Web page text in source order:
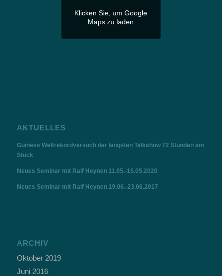
Klicken Sie, um Google
Maps zu laden
AKTUELLES
Guiness Weltrekordversuch der längsten Talkshow 72 Stunden am
Stück
Neues Seminar mit Ralf Heynen 11.05.-15.05.2020
Neues Seminar mit Ralf Heynen 19.06.-23.06.2017
ARCHIV
Oktober 2019
Juni 2016